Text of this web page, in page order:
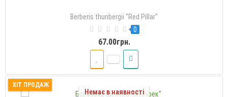
Berberis thunbergii "Red Pillar"
0
67.00грн.
ХІТ ПРОДАЖ
Немає в наявності